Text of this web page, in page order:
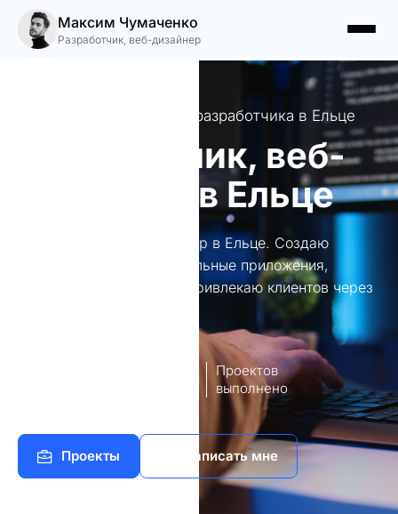
Максим Чумаченко
Разработчик, веб-дизайнер
Ваш идеальный сайт от разработчика в Ельце
Разработчик, веб-
дизайнер в Ельце
Разработчик, веб-дизайнер в Ельце. Создаю
уникальные сайты и мобильные приложения,
автоматизирую бизнес. Привлекаю клиентов через
Проектов
выполнено
Проекты Написать мне